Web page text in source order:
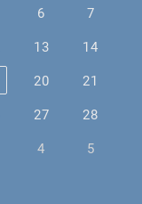
6
7
13
14
20
21
27
28
4 5